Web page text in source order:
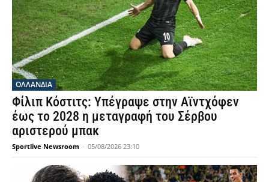
OΛΛΑΝΔΊΑ
Φίλιπ Κόστιτς: Υπέγραψε στην Αϊντχόφεν
έως το 2028 η μεταγραφή του Σέρβου
αριστερού μπακ
Sportlive Newsroom - 05/08/2026 23:10